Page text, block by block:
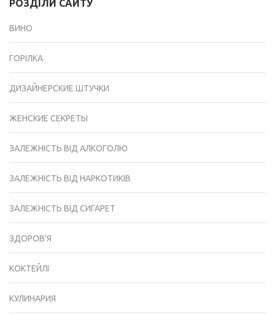
РОЗДІЛИ САЙТУ
ВИНО
ГОРІЛКА
ДИЗАЙНЕРСКИЕ ШТУЧКИ
ЖЕНСКИЕ СЕКРЕТЫ
ЗАЛЕЖНІСТЬ ВІД АЛКОГОЛЮ
ЗАЛЕЖНІСТЬ ВІД НАРКОТИКІВ
ЗАЛЕЖНІСТЬ ВІД СИГАРЕТ
ЗДОРОВ'Я
КОКТЕЙЛІ
КУЛИНАРИЯ